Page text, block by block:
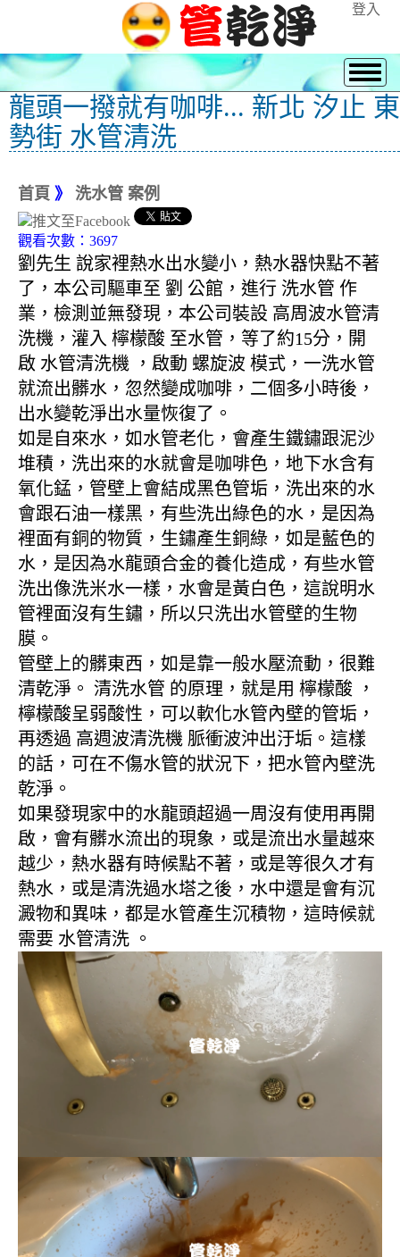
登入
龍頭一撥就有咖啡... 新北 汐止 東
勢街 水管清洗
首頁 》 洗水管 案例
觀看次數：3697
劉先生 說家裡熱水出水變小，熱水器快點不著
了，本公司驅車至 劉 公館，進行 洗水管 作
業，檢測並無發現，本公司裝設 高周波水管清
洗機，灌入 檸檬酸 至水管，等了約15分，開
啟 水管清洗機 ，啟動 螺旋波 模式，一洗水管
就流出髒水，忽然變成咖啡，二個多小時後，
出水變乾淨出水量恢復了。
如是自來水，如水管老化，會產生鐵鏽跟泥沙
堆積，洗出來的水就會是咖啡色，地下水含有
氧化錳，管壁上會結成黑色管垢，洗出來的水
會跟石油一樣黑，有些洗出綠色的水，是因為
裡面有銅的物質，生鏽產生銅綠，如是藍色的
水，是因為水龍頭合金的養化造成，有些水管
洗出像洗米水一樣，水會是黃白色，這說明水
管裡面沒有生鏽，所以只洗出水管壁的生物
膜。
管壁上的髒東西，如是靠一般水壓流動，很難
清乾淨。 清洗水管 的原理，就是用 檸檬酸 ，
檸檬酸呈弱酸性，可以軟化水管內壁的管垢，
再透過 高週波清洗機 脈衝波沖出汙垢。這樣
的話，可在不傷水管的狀況下，把水管內壁洗
乾淨。
如果發現家中的水龍頭超過一周沒有使用再開
啟，會有髒水流出的現象，或是流出水量越來
越少，熱水器有時候點不著，或是等很久才有
熱水，或是清洗過水塔之後，水中還是會有沉
澱物和異味，都是水管產生沉積物，這時候就
需要 水管清洗 。